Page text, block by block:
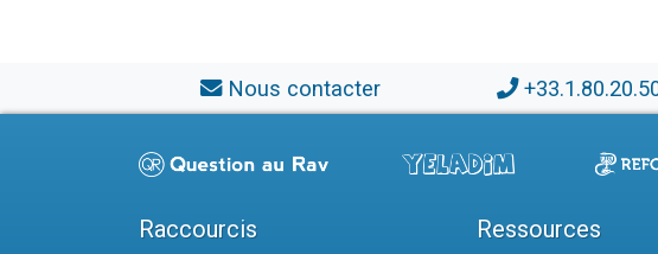
Nous contacter
Raccourcis Ressources